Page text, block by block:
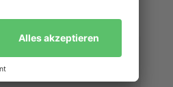
Haushaltseinkommen
bzw. 30.001–40.000 €